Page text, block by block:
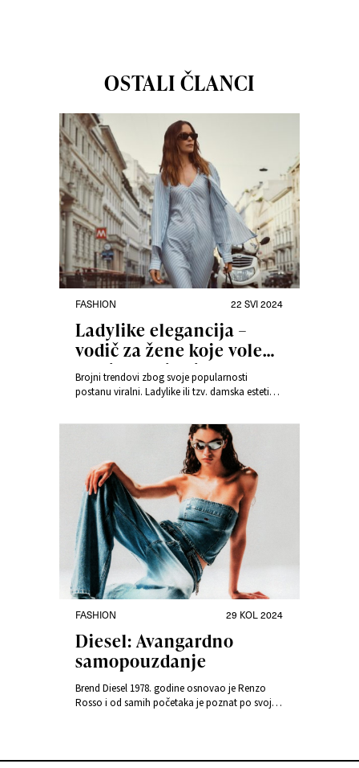
OSTALI ČLANCI
FASHION 22 SVI 2024
Ladylike elegancija –
vodič za žene koje vole
otmjenost i chic
Brojni trendovi zbog svoje popularnosti
postanu viralni. Ladylike ili tzv. damska estetika
1960-ih. Trend je to s retro prizvukom i jako se
dobro snalazi u modernom svijetu. Što je
ladylike stil? U našem članku pronaći ćete točne
karakteristike i mnogo inspiracije!
FASHION 29 KOL 2024
Diesel: Avangardno
samopouzdanje
Brend Diesel 1978. godine osnovao je Renzo
Rosso i od samih početaka je poznat po svojoj